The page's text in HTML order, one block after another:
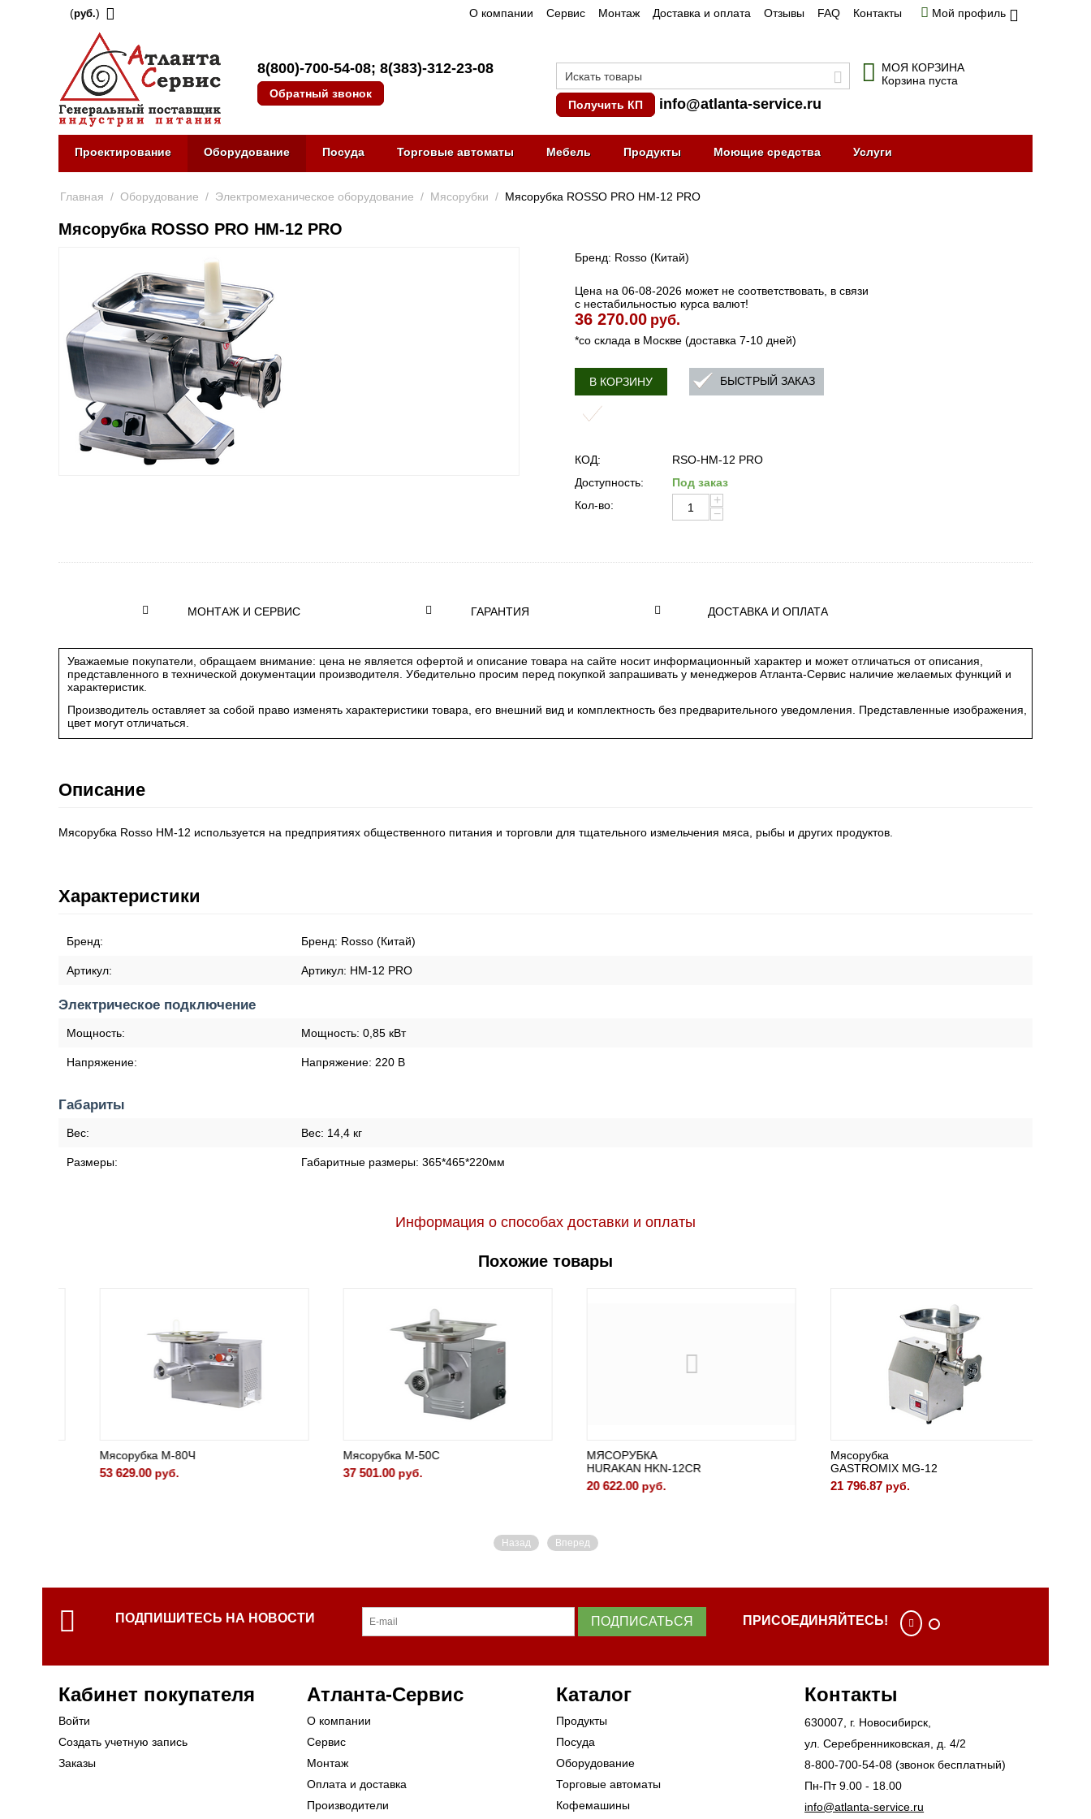
(руб.) О компании Сервис Монтаж Доставка и оплата Отзывы FAQ Контакты Мой профиль
8(800)-700-54-08; 8(383)-312-23-08
Обратный звонок
Получить КП
info@atlanta-service.ru
МОЯ КОРЗИНА
Корзина пуста
Проектирование Оборудование Посуда Торговые автоматы Мебель Продукты Моющие средства Услуги
Главная / Оборудование / Электромеханическое оборудование / Мясорубки / Мясорубка ROSSO PRO HM-12 PRO
Мясорубка ROSSO PRO HM-12 PRO
Бренд: Rosso (Китай)
Цена на 06-08-2026 может не соответствовать, в связи
с нестабильностью курса валют!
36 270.00 руб.
*со склада в Москве (доставка 7-10 дней)
В КОРЗИНУ БЫСТРЫЙ ЗАКАЗ
КОД:
RSO-HM-12 PRO
Доступность:
Под заказ
Кол-во:
+
−
МОНТАЖ И СЕРВИС ГАРАНТИЯ ДОСТАВКА И ОПЛАТА
Уважаемые покупатели, обращаем внимание: цена не является офертой и описание товара на сайте носит информационный характер и может отличаться от описания,
представленного в технической документации производителя. Убедительно просим перед покупкой запрашивать у менеджеров Атланта-Сервис наличие желаемых функций и
характеристик.
Производитель оставляет за собой право изменять характеристики товара, его внешний вид и комплектность без предварительного уведомления. Представленные изображения,
цвет могут отличаться.
Описание
Мясорубка Rosso HM-12 используется на предприятиях общественного питания и торговли для тщательного измельчения мяса, рыбы и других продуктов.
Характеристики
Бренд: Бренд: Rosso (Китай)
Артикул: Артикул: HM-12 PRO
Электрическое подключение
Мощность: Мощность: 0,85 кВт
Напряжение: Напряжение: 220 В
Габариты
Вес: Вес: 14,4 кг
Размеры: Габаритные размеры: 365*465*220мм
Информация о способах доставки и оплаты
Похожие товары
Мясорубка М-80Ч
53 629.00 руб.
Мясорубка M-50C
37 501.00 руб.
МЯСОРУБКА
HURAKAN HKN-12CR
20 622.00 руб.
Мясорубка
GASTROMIX MG-12
21 796.87 руб.
Назад Вперед
ПОДПИШИТЕСЬ НА НОВОСТИ ПОДПИСАТЬСЯ ПРИСОЕДИНЯЙТЕСЬ!
Кабинет покупателя
Войти
Создать учетную запись
Заказы
Атланта-Сервис
О компании
Сервис
Монтаж
Оплата и доставка
Производители
Каталог
Продукты
Посуда
Оборудование
Торговые автоматы
Кофемашины
Контакты
630007 , г. Новосибирск
ул. Серебренниковская, д. 4/2
8-800-700-54-08 (звонок бесплатный)
Пн-Пт 9.00 - 18.00
info@atlanta-service.ru